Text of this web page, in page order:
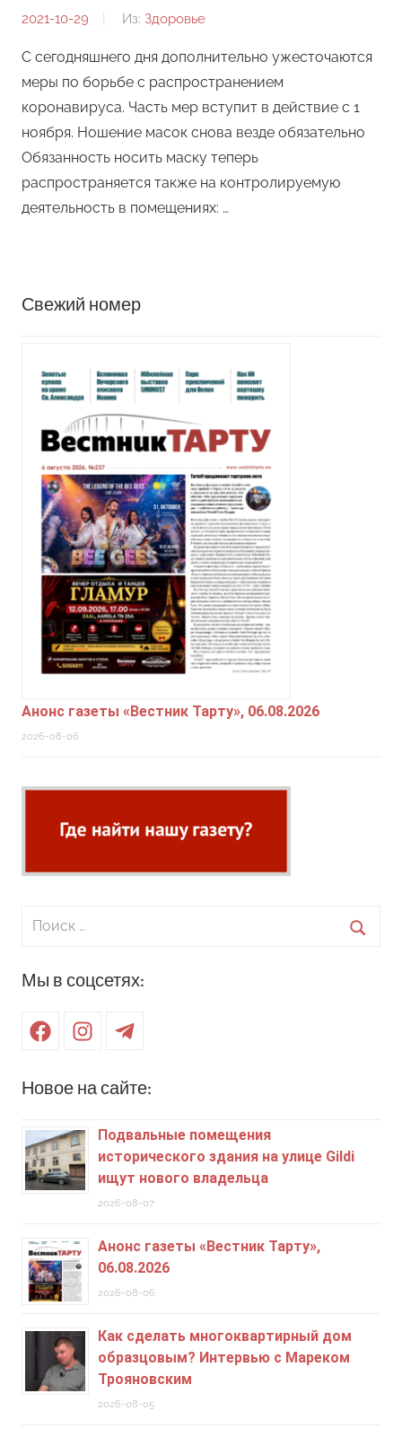
2021-10-29
От:
Из: Здоровье
С сегодняшнего дня дополнительно ужесточаются
меры по борьбе с распространением
коронавируса. Часть мер вступит в действие с 1
ноября. Ношение масок снова везде обязательно
Обязанность носить маску теперь
распространяется также на контролируемую
деятельность в помещениях: …
Свежий номер
Анонс газеты «Вестник Тарту», 06.08.2026
2026-08-06
Поиск
Мы в соцсетях:
FacebookInstagramTelegram
Новое на сайте:
Подвальные помещения
исторического здания на улице Gildi
ищут нового владельца
2026-08-07
Анонс газеты «Вестник Тарту»,
06.08.2026
2026-08-06
Как сделать многоквартирный дом
образцовым? Интервью с Мареком
Трояновским
2026-08-05